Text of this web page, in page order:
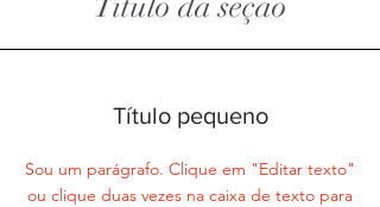
Título pequeno
Sou um parágrafo. Clique em "Editar texto"
ou clique duas vezes na caixa de texto para